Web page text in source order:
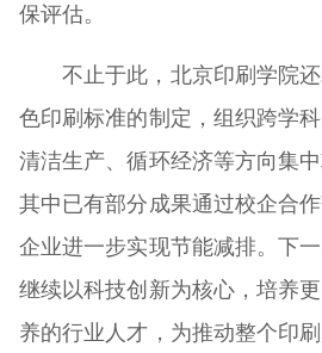
保评估。
不止于此，北京印刷学院还
色印刷标准的制定，组织跨学
清洁生产、循环经济等方向集
其中已有部分成果通过校企合
企业进一步实现节能减排。下
继续以科技创新为核心，培养
养的行业人才，为推动整个印